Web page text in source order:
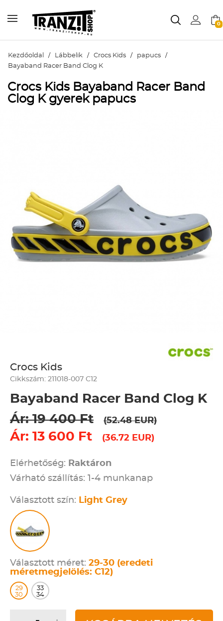
0
Kezdőoldal / Lábbelik / Crocs Kids / papucs /
Bayaband Racer Band Clog K
Crocs Kids Bayaband Racer Band
Clog K gyerek papucs
Crocs Kids
Cikkszám: 211018-007 C12
Bayaband Racer Band Clog K
Ár: 19 400 Ft
(52.48 EUR)
Ár: 13 600 Ft (36.72 EUR)
Elérhetőség: Raktáron
Várható szállítás: 1-4 munkanap
Választott szín: Light Grey
Választott méret: 29-30 (eredeti
méretmegjelölés: C12)
29
30
33
34